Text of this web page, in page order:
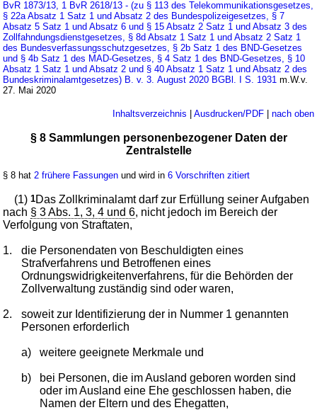
BvR 1873/13, 1 BvR 2618/13 - (zu § 113 des Telekommunikationsgesetzes,
§ 22a Absatz 1 Satz 1 und Absatz 2 des Bundespolizeigesetzes, § 7
Absatz 5 Satz 1 und Absatz 6 und § 15 Absatz 2 Satz 1 und Absatz 3 des
Zollfahndungsdienstgesetzes, § 8d Absatz 1 Satz 1 und Absatz 2 Satz 1
des Bundesverfassungsschutzgesetzes, § 2b Satz 1 des BND-Gesetzes
und § 4b Satz 1 des MAD-Gesetzes, § 4 Satz 1 des BND-Gesetzes, § 10
Absatz 1 Satz 1 und Absatz 2 und § 40 Absatz 1 Satz 1 und Absatz 2 des
Bundeskriminalamtgesetzes) B. v. 3. August 2020 BGBl. I S. 1931 m.W.v.
27. Mai 2020
Inhaltsverzeichnis Ausdrucken/PDF| nach oben
§ 8 Sammlungen personenbezogener Daten der
Zentralstelle
§ 8 hat 2 frühere Fassungen und wird in6 Vorschriften zitiert
(1)1Das Zollkriminalamt darf zur Erfüllung seiner Aufgaben
nach § 3 Abs. 1, 3, 4 und 6, nicht jedoch im Bereich der
Verfolgung von Straftaten,
1.
die Personendaten von Beschuldigten eines
Strafverfahrens und Betroffenen eines
Ordnungswidrigkeitenverfahrens, für die Behörden der
Zollverwaltung zuständig sind oder waren,
2.
soweit zur Identifizierung der in Nummer 1 genannten
Personen erforderlich
a) weitere geeignete Merkmale und
b)
bei Personen, die im Ausland geboren worden sind
oder im Ausland eine Ehe geschlossen haben, die
Namen der Eltern und des Ehegatten,